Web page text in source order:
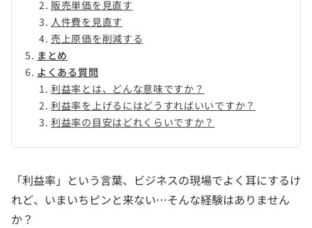
販売単価を見直す
人件費を見直す
売上原価を削減する
まとめ
よくある質問
利益率とは、どんな意味ですか？
利益率を上げるにはどうすればいいですか？
利益率の目安はどれくらいですか？
「利益率」という言葉、ビジネスの現場でよく耳にするけ
れど、いまいちピンと来ない…そんな経験はありません
か？